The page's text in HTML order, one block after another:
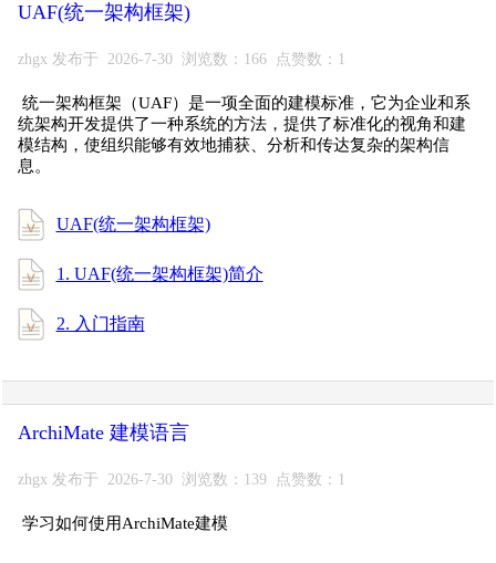
UAF(统一架构框架)
zhgx 发布于 2026-7-30 浏览数：166 点赞数：1
统一架构框架（UAF）是一项全面的建模标准，它为企业和系
统架构开发提供了一种系统的方法，提供了标准化的视角和建
模结构，使组织能够有效地捕获、分析和传达复杂的架构信
息。
UAF(统一架构框架)
1. UAF(统一架构框架)简介
2. 入门指南
ArchiMate 建模语言
zhgx 发布于 2026-7-30 浏览数：139 点赞数：1
学习如何使用ArchiMate建模